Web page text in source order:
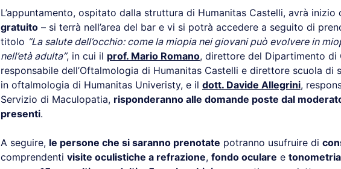
L’appuntamento, ospitato dalla struttura di Humanitas Castelli, avrà inizio
gratuito – si terrà nell’area del bar e vi si potrà accedere a seguito di
titolo “La salute dell’occhio: come la miopia nei giovani può evolvere in
nell’età adulta”, in cui il prof. Mario Romano, direttore del Dipartimento di
responsabile dell’Oftalmologia di Humanitas Castelli e direttore scuola di
in oftalmologia di Humanitas Univeristy, e il dott. Davide Allegrini,
Servizio di Maculopatia, risponderanno alle domande poste dal
presenti.
A seguire, le persone che si saranno prenotate potranno usufruire di
comprendenti visite oculistiche a refrazione, fondo oculare e tonometria